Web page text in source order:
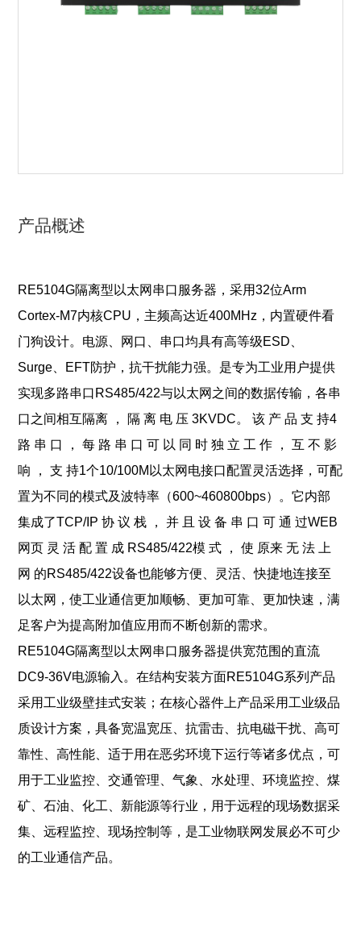
产品概述
RE5104G隔离型以太网串口服务器，采用32位Arm
Cortex-M7内核CPU，主频高达近400MHz，内置硬件看
门狗设计。电源、网口、串口均具有高等级ESD、
Surge、EFT防护，抗干扰能力强。是专为工业用户提供
实现多路串口RS485/422与以太网之间的数据传输，各串
口之间相互隔离 ， 隔 离 电 压 3KVDC。 该 产 品 支 持4
路 串 口 ， 每 路 串 口 可 以 同 时 独 立 工 作 ， 互 不 影
响 ， 支 持1个10/100M以太网电接口配置灵活选择，可配
置为不同的模式及波特率（600~460800bps）。它内部
集成了TCP/IP 协 议 栈 ， 并 且 设 备 串 口 可 通 过WEB
网页 灵 活 配 置 成 RS485/422模 式 ， 使 原来 无 法 上
网 的RS485/422设备也能够方便、灵活、快捷地连接至
以太网，使工业通信更加顺畅、更加可靠、更加快速，满
足客户为提高附加值应用而不断创新的需求。
RE5104G隔离型以太网串口服务器提供宽范围的直流
DC9-36V电源输入。在结构安装方面RE5104G系列 产品
采用工业级壁挂式安装；在核心器件上产品采用工业级品
质设计方案，具备宽温宽压、抗雷击、抗电磁干扰、高可
靠性、高性能、适于用在恶劣环境下运行等诸多优点，可
用于工业监控、交通管理、气象、水处理、环境监控、煤
矿、石油、化工、新能源等行业，用于远程的现场数据采
集、远程监控、现场控制等，是工业物联网发展必不可少
的工业通信产品。